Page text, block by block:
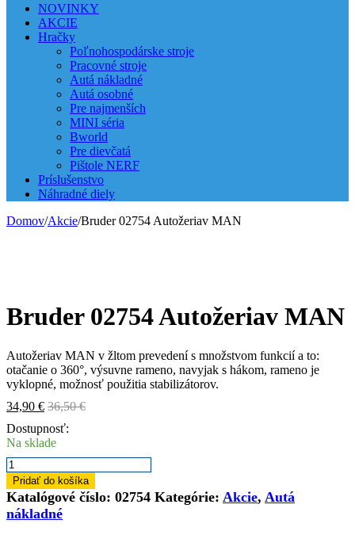
NOVINKY
AKCIE
Hračky
Poľnohospodárske stroje
Pracovné stroje
Autá nákladné
Autá osobné
Pre najmenších
MINI séria
Bworld
Pre dievčatá
Pištole NERF
Príslušenstvo
Náhradné diely
Domov/Akcie/Bruder 02754 Autožeriav MAN
Bruder 02754 Autožeriav MAN
Autožeriav MAN v žltom prevedení s množstvom funkcií a to:
otačanie o 360°, výsuvne rameno, navyjak s hákom, rameno je
vyklopné, možnosť použitia stabilizátorov.
34,90 € 36,50€
Dostupnosť:
Na sklade
množstvo
Bruder
02754
Autožeriav
MAN
Pridať do košíka
Katalógové číslo: 02754 Kategórie: Akcie, Autá
nákladné